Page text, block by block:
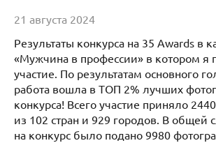
21 августа 2024
Результаты конкурса на 35 Awards в
«Мужчина в профессии» в котором я
участие. По результатам основного
работа вошла в ТОП 2% лучших
конкурса! Всего участие приняло
из 102 стран и 929 городов. В общей
на конкурс было подано 9980